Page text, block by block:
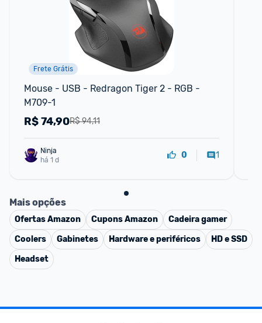
Frete Grátis
Mouse - USB - Redragon Tiger 2 - RGB -
M709-1
R$ 94,11
R$74,90
há 1 d
0 1
Mais opções
OfertasAmazon CuponsAmazon
Cadeira gamer
Coolers
Gabinetes Hardware e periféricos
HD e SSD
Headset